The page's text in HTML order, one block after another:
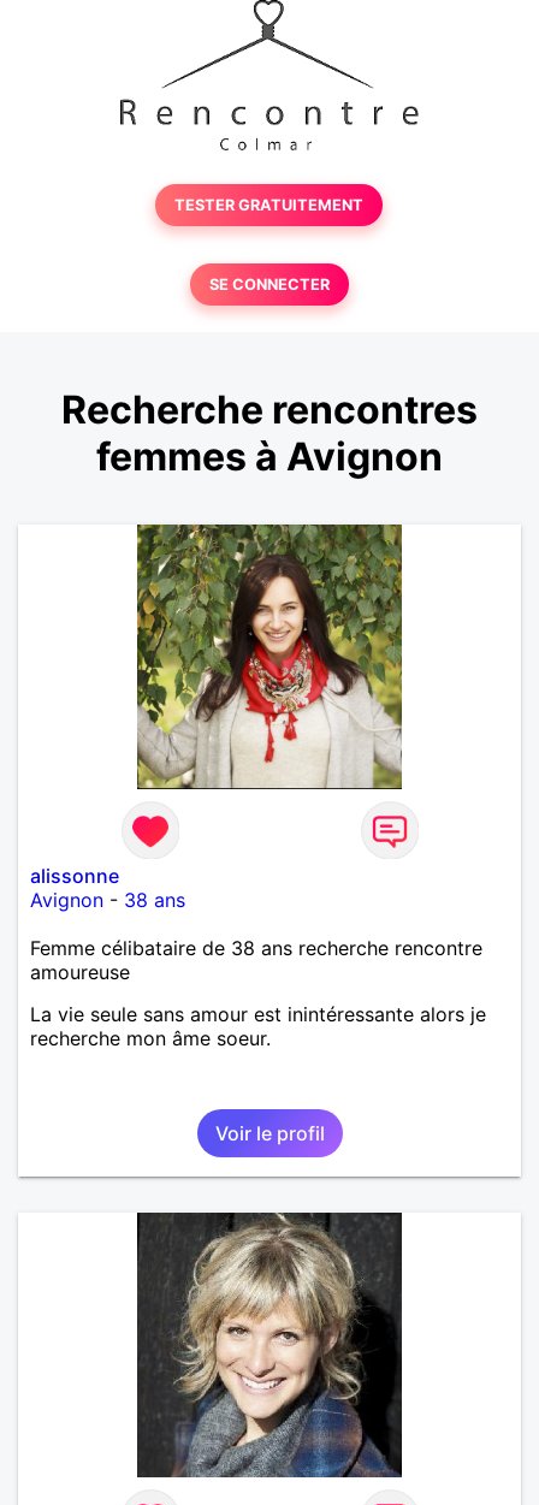
TESTER GRATUITEMENT
SE CONNECTER
Recherche rencontres
femmes à Avignon
alissonne
Avignon - 38 ans
Femme célibataire de 38 ans recherche rencontre
amoureuse
La vie seule sans amour est inintéressante alors je
recherche mon âme soeur.
Voir le profil